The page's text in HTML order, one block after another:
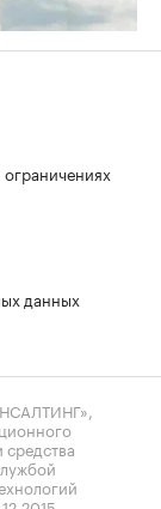
данных
средства